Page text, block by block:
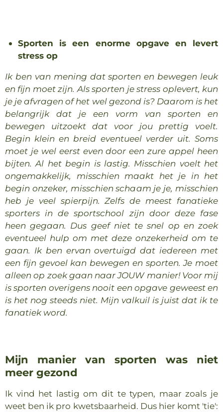
Sporten is een enorme opgave en levert
stress op
Ik ben van mening dat sporten en bewegen leuk
en fijn moet zijn. Als sporten je stress oplevert, kun
je je afvragen of het wel gezond is? Daarom is het
belangrijk dat je een vorm van sporten en
bewegen uitzoekt dat voor jou prettig voelt.
Begin klein en breid eventueel verder uit. Soms
moet je wel eerst even door een zure appel heen
bijten. Al het begin is lastig. Misschien voelt het
ongemakkelijk, misschien maakt het je in het
begin onzeker, misschien schaam je je, misschien
heb je veel spierpijn. Zelfs de meest fanatieke
sporters in de sportschool zijn door deze fase
heen gegaan. Dus geef niet te snel op en zoek
eventueel hulp om met deze onzekerheid om te
gaan. Ik ben ervan overtuigd dat iedereen met
een fijn gevoel kan bewegen en sporten. Je moet
alleen op zoek gaan naar JOUW manier! Voor mij
is sporten overigens nooit een opgave geweest en
is het nog steeds niet. Mijn valkuil is juist dat ik te
fanatiek word.
Mijn manier van sporten was niet
meer gezond
Ik vind het lastig om dit te typen, maar zoals je
weet ben ik pro kwetsbaarheid. Dus hier komt 'tie':